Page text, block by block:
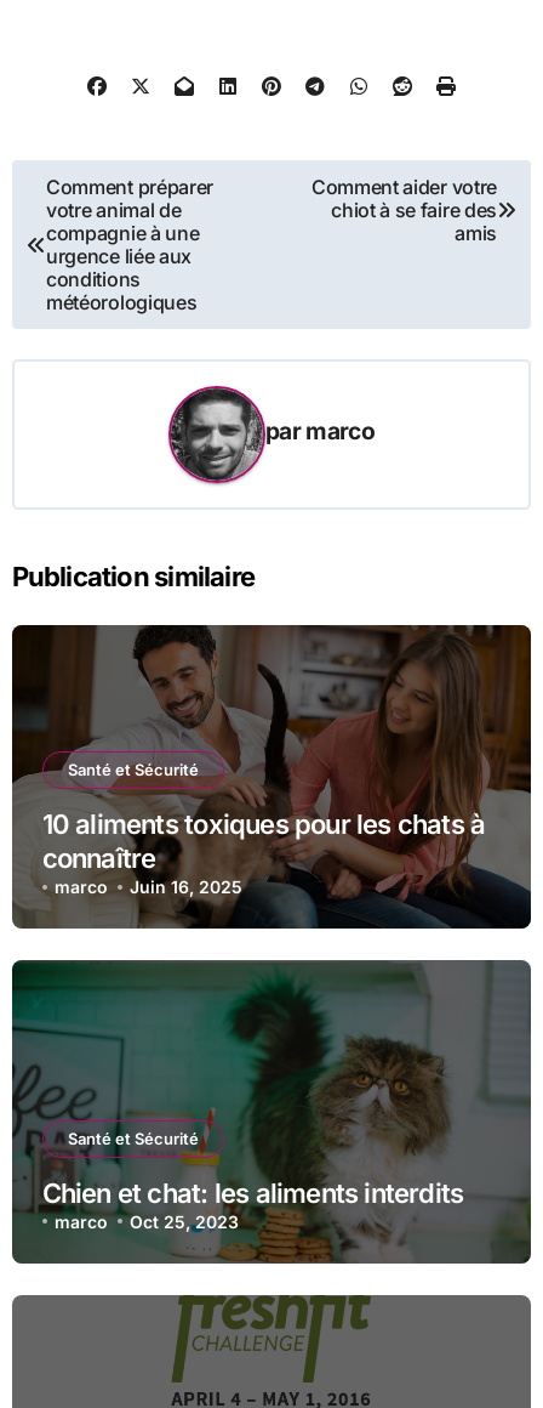
Navigation
l’article
Comment préparer
votre animal de
compagnie à une
urgence liée aux
conditions
météorologiques
Comment aider votre
chiot à se faire des
amis
parmarco
Publication similaire
Santé et Sécurité
10 aliments toxiques pour les chats à
connaître
marco Juin 16, 2025
Santé et Sécurité
Chien et chat: les aliments interdits
marco Oct 25, 2023